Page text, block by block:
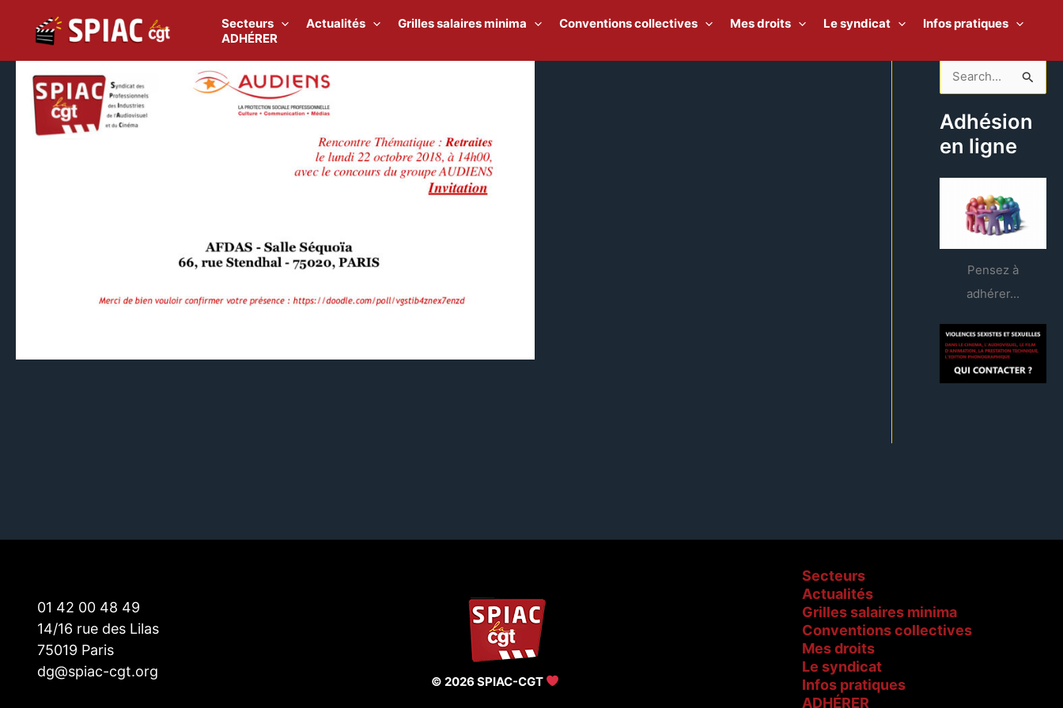
contenu
Secteurs Actualités Grilles salaires minima Conventions collectives Mes droits Le syndicat
Infos pratiques
ADHÉRER
c
h
e
h
Adhésion
en ligne
Pensez à
adhérer...
01 42 00 48 49
14/16 rue des Lilas
75019 Paris
dg@spiac-cgt.org
© 2026 SPIAC-CGT
Secteurs
Actualités
Grilles salaires minima
Conventions collectives
Mes droits
Le syndicat
Infos pratiques
ADHÉRER